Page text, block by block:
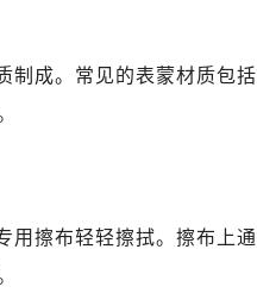
制成。常见的表蒙材质包
用擦布轻轻擦拭。擦布上